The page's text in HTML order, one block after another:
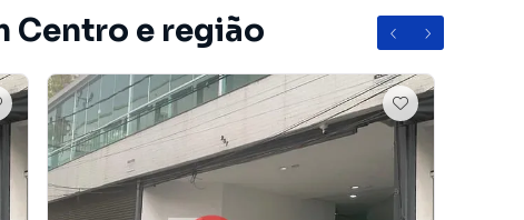
Centro, em Guarulhos. Não encontrou o que procurava
Entre em contato com nossa equipe pelo
Centro e região